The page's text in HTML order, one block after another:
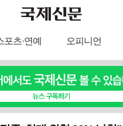
포츠·연예 오피니언